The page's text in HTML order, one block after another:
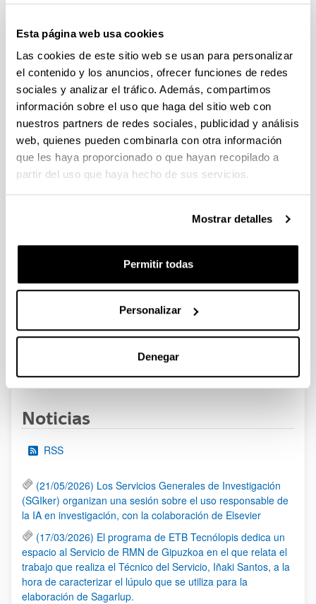
Esta página web usa cookies
Las cookies de este sitio web se usan para personalizar
el contenido y los anuncios, ofrecer funciones de redes
sociales y analizar el tráfico. Además, compartimos
información sobre el uso que haga del sitio web con
nuestros partners de redes sociales, publicidad y análisis
web, quienes pueden combinarla con otra información
que les haya proporcionado o que hayan recopilado a
partir del uso que haya hecho de sus servicios.
Mostrar detalles
Permitir todas
Personalizar
Denegar
Perfeccionamiento de Personal Investigador Doctor,
Gobierno Vasco 2026-2029
Plazo de presentación cerrado: 19/06/2026 - 20/07/2026
El plazo para la obtención del documento de compromiso
finaliza el 15/07/2026 incluido
PROYECTOS DE INVESTIGACIÓN LIDERADOS POR
PERSONAL NOVEL (2026)
Plazo de presentación cerrado: 27/04/2026 - 18/05/2026 23:59
Listado definitivo de solicitudes admitidas y excluidas para
evaluación. (01/06/2026)
CONVOCATORIA DE AYUDAS A GRUPOS DE
UNIVERSITARIOS NUEVOS
Plazo de presentación cerrado: 08/04/2026 - 27/04/2026 23:59
15/06/2026. Publicado el listado definitivo de solicitudes
4
Noticias
RSS
(21/05/2026) Los Servicios Generales de Investigación
(SGIker) organizan una sesión sobre el uso responsable de
la IA en investigación, con la colaboración de Elsevier
(17/03/2026) El programa de ETB Tecnólopis dedica un
espacio al Servicio de RMN de Gipuzkoa en el que relata el
trabajo que realiza el Técnico del Servicio, Iñaki Santos, a la
hora de caracterizar el lúpulo que se utiliza para la
elaboración de Sagarlup.